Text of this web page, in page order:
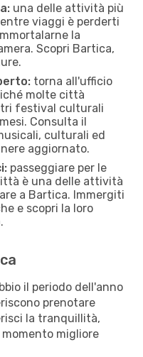
una delle attività più
viaggi è perderti
la
Scopri Bartica,
torna all'ufficio
molte città
festival culturali
Consulta il
culturali ed
aggiornato.
passeggiare per le
è una delle attività
a Bartica. Immergiti
e scopri la loro
il periodo dell'anno
prenotare
la tranquillità,
migliore